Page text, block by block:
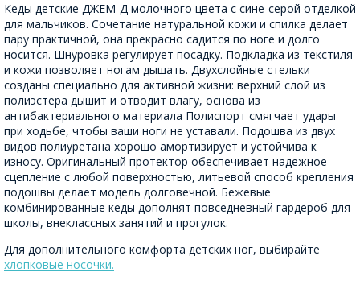
Кеды детские ДЖЕМ-Д молочного цвета с сине-серой отделкой
для мальчиков. Сочетание натуральной кожи и спилка делает
пару практичной, она прекрасно садится по ноге и долго
носится. Шнуровка регулирует посадку. Подкладка из текстиля
и кожи позволяет ногам дышать. Двухслойные стельки
созданы специально для активной жизни: верхний слой из
полиэстера дышит и отводит влагу, основа из
антибактериального материала Полиспорт смягчает удары
при ходьбе, чтобы ваши ноги не уставали. Подошва из двух
видов полиуретана хорошо амортизирует и устойчива к
износу. Оригинальный протектор обеспечивает надежное
сцепление с любой поверхностью, литьевой способ крепления
подошвы делает модель долговечной. Бежевые
комбинированные кеды дополнят повседневный гардероб для
школы, внеклассных занятий и прогулок.
Для дополнительного комфорта детских ног, выбирайте
хлопковые носочки.